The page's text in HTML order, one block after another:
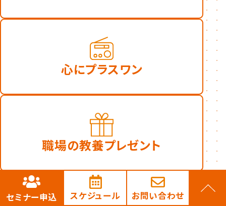
セミナー申込 スケジュール お問い合わせ
心にプラスワン
職場の教養プレゼント